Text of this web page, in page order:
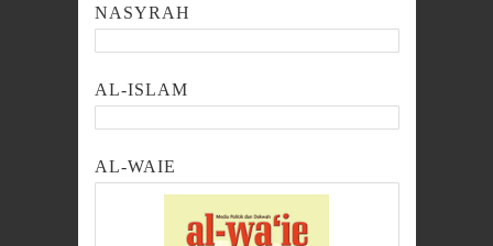
NASYRAH
AL-ISLAM
AL-WAIE